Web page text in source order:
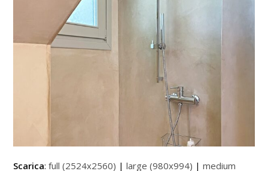
Scarica:full (2524x2560) |large (980x994) |medium